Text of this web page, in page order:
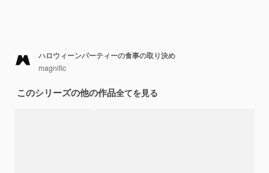
ハロウィーンパーティーの食事の取り決め
magnific
このシリーズの他の作品全てを見る